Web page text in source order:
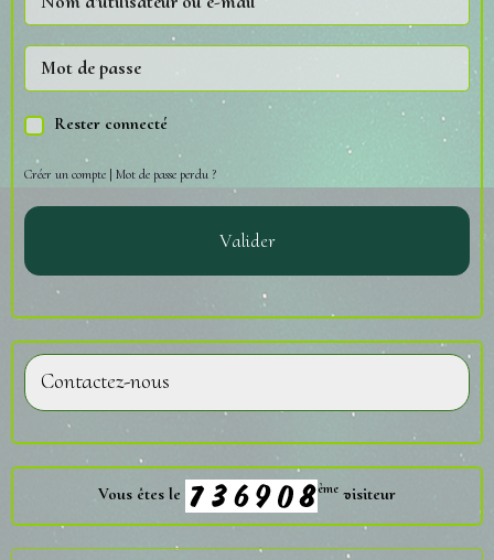
Rester connecté
Créer un compte | Mot de passe perdu ?
Valider
Contactez-nous
Vous êtes le ème visiteur